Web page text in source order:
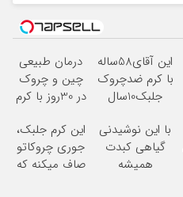
این آقای58ساله
با کرم ضدچروک
جلبک10سال
شد(سفارش با
تخفیف)
درمان طبیعی
چین و چروک
در 30روز با کرم
آلمانی(45%تخفیف)
با این نوشیدنی
گیاهی کبدت
همیشه
این کرم جلبک،
جوری چروکاتو
صاف میکنه که